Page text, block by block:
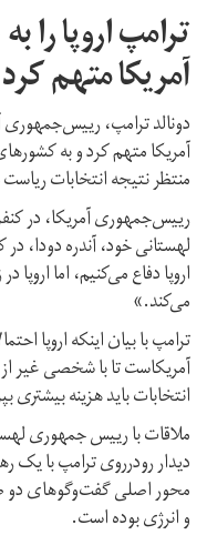
ترامپ اروپا
آمریکا متهم کرد
دونالد ترامپ، رییس‌جمهوری
آمریکا متهم کرد و به
منتظر نتیجه انتخابات
رییس‌جمهوری آمریکا، در
لهستانی خود، آندره دودا،
اروپا دفاع می‌کنیم، اما
می‌کند.»
ترامپ با بیان اینکه اروپا
آمریکاست تا با شخصی غیر
انتخابات باید هزینه بیشتری
ملاقات با رییس جمهوری
دیدار رودرروی ترامپ با یک
محور اصلی گفت‌وگوهای دو
و انرژی بوده است.